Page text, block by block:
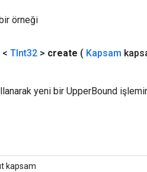
örneği
< TInt32 > create ( Kapsam
yeni bir UpperBound
kapsam